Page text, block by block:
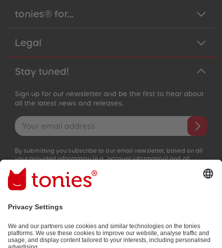
tonies® for...
Legal
Stay tuned!
Sign up for our newsletter and be the first to hear about
all the latest news and releases.
Email address
By submitting you subscribe to our email newsletter, based on all
your provided information (e.g. account information) and all
interaction information provided by you for advertising purposes
(e.g. playtime information). You can unsubscribe at any time free
of charge.
Privacy policy.
Payment methods: